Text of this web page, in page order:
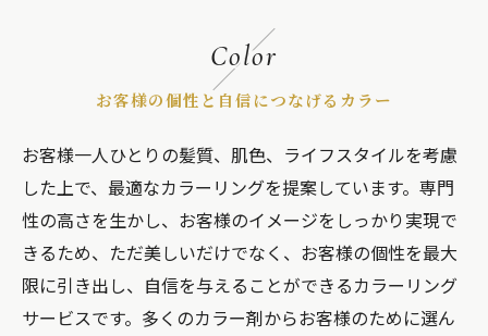
お客様の個性と自信につなげるカラー
Color
お客様一人ひとりの髪質、肌色、ライフスタイルを考慮
した上で、最適なカラーリングを提案しています。専門
性の高さを生かし、お客様のイメージをしっかり実現で
きるため、ただ美しいだけでなく、お客様の個性を最大
限に引き出し、自信を与えることができるカラーリング
サービスです。多くのカラー剤からお客様のために選ん